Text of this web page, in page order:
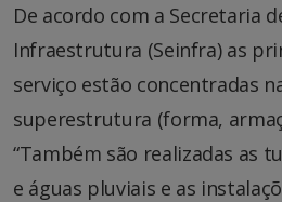
De acordo com a Secretaria
Infraestrutura (Seinfra) as
serviço estão concentradas
superestrutura (forma,
“Também são realizadas as
e águas pluviais e as